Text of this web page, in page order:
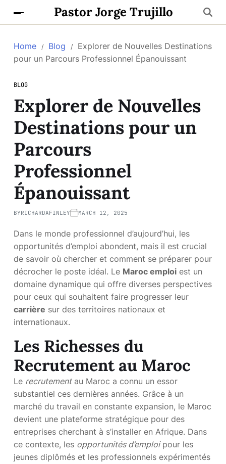
Pastor Jorge Trujillo
Home Blog
Explorer de Nouvelles Destinations
pour un Parcours Professionnel Épanouissant
BLOG
Explorer de Nouvelles
Destinations pour un
Parcours
Professionnel
Épanouissant
BYRICHARDAFINLEY MARCH 12, 2025
Dans le monde professionnel d’aujourd’hui, les
opportunités d’emploi abondent, mais il est crucial
de savoir où chercher et comment se préparer pour
décrocher le poste idéal. Le Maroc emploi est un
domaine dynamique qui offre diverses perspectives
pour ceux qui souhaitent faire progresser leur
carrière sur des territoires nationaux et
internationaux.
Les Richesses du
Recrutement au Maroc
Le recrutementau Maroc a connu un essor
substantiel ces dernières années. Grâce à un
marché du travail en constante expansion, le Maroc
devient une plateforme stratégique pour des
entreprises cherchant à s’installer en Afrique. Dans
ce contexte, les opportunités d’emploipour les
jeunes diplômés et les professionnels expérimentés